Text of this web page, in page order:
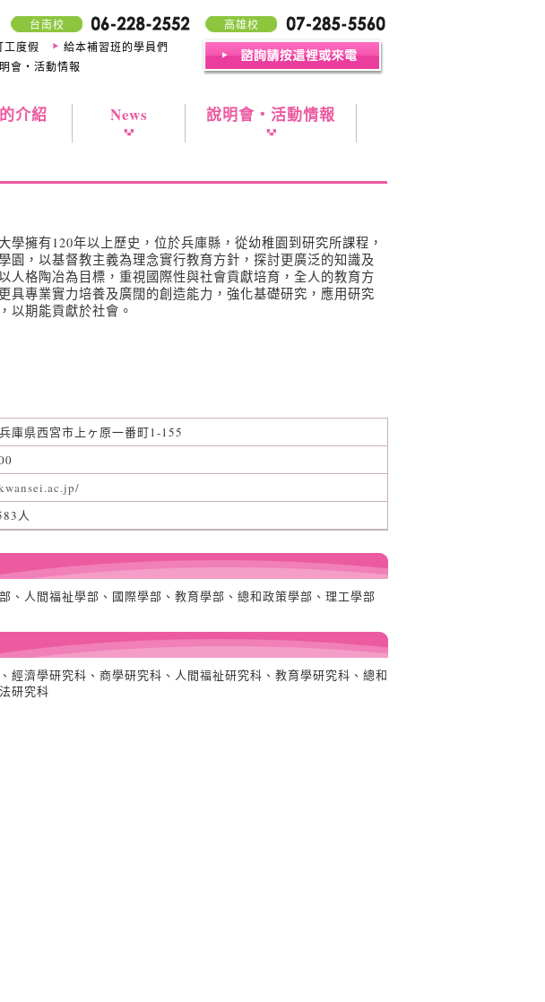
高雄校
台南校
工度假
給本補習班的學員們
會・活動情報
介紹 News 說明會・活動情報
學擁有120年以上歷史，位於兵庫縣，從幼稚園到研究所課程，
園，以基督教主義為理念實行教育方針，探討更廣泛的知識及
人格陶冶為目標，重視國際性與社會貢獻培育，全人的教育方
具專業實力培養及廣闊的創造能力，強化基礎研究，應用研究
以期能貢獻於社會。
庫県西宮市上ヶ原一番町1-155
人
、人間福祉學部、國際學部、教育學部、總和政策學部、理工學部
經濟學研究科、商學研究科、人間福祉研究科、教育學研究科、總和
研究科